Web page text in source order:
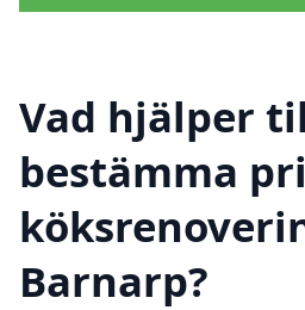
Vad hjälper
bestämma
Barnarp?